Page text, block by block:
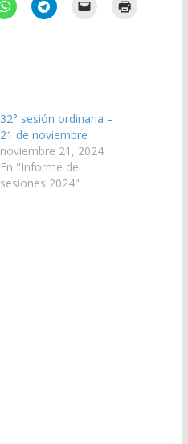
32° sesión ordinaria –
21 de noviembre
noviembre 21, 2024
En "Informe de
sesiones 2024"